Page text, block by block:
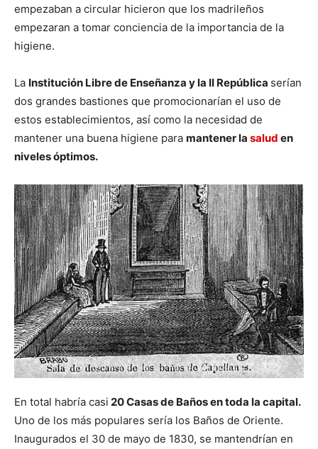
empezaban a circular hicieron que los madrileños
empezaran a tomar conciencia de la importancia de la
higiene.
La Institución Libre de Enseñanza y la II República serían
dos grandes bastiones que promocionarían el uso de
estos establecimientos, así como la necesidad de
mantener una buena higiene para mantener la salud en
niveles óptimos.
En total habría casi 20 Casas de Baños en toda la capital.
Uno de los más populares sería los Baños de Oriente.
Inaugurados el 30 de mayo de 1830, se mantendrían en